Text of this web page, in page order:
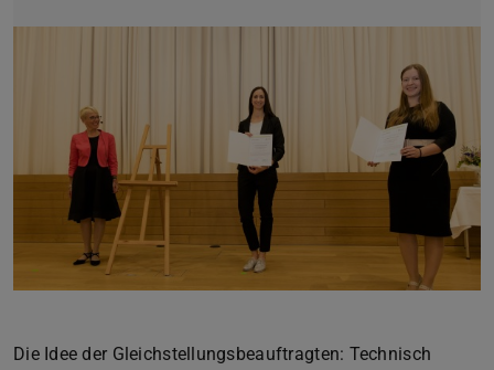
Die Idee der Gleichstellungsbeauftragten: Technisch